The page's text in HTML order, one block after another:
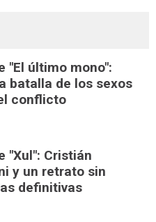
"El último mono":
batalla de los sexos
conflicto
"Xul": Cristián
y un retrato sin
definitivas